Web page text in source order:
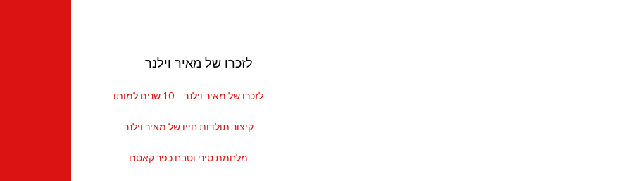
לזכרו של מאיר וילנר
לזכרו של מאיר וילנר – 10 שנים למותו
קיצור תולדות חייו של מאיר וילנר
מלחמת סיני וטבח כפר קאסם